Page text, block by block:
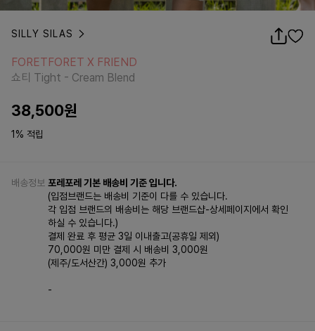
SILLY SILAS
쇼티 Tight - Cream Blend
FORETFORET X FRIEND
쇼티 Tight - Cream Blend
38,500원
1% 적립
배송정보 포레포레 기본 배송비 기준 입니다.
(입점브랜드는 배송비 기준이 다를 수 있습니다.
각 입점 브랜드의 배송비는 해당 브랜드샵-상세페이지에서 확인
하실 수 있습니다.)
결제 완료 후 평균 3일 이내출고(공휴일 제외)
70,000원 미만 결제 시 배송비 3,000원
(제주/도서산간) 3,000원 추가
-